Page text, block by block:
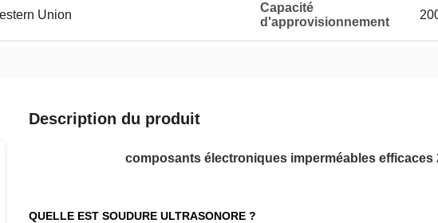
Union
Capacité
d'approvisionnement
Description du produit
composants électroniques imperméables
QUELLE EST SOUDURE ULTRASONORE ?